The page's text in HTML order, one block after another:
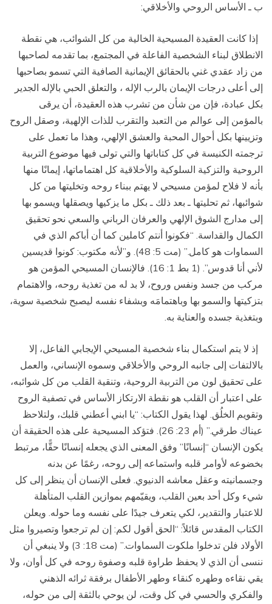
ب ـ الأساس الروحي والأخلاقي:
إذا كانت العقيدة المسيحية الخالية من كل الشوائب، هي نقطة
الانطلاق لبناء الشخصية الفاعلة في المجتمع، بما تقدمه لصاحبها
من زاد عقدي غني بالحقائق الإيمانية الصافية التي تسمو بصاحبها
إلى أعلى درجات الإيمان بالرب الإله ، والتعلق الحبي بالإله الجدير
بكل عبادة، فإن من شأن من تشرب هذه العقيدة، أن يرقى
بالمؤمن إلى عوالم من التعبد والتقرب للذات الإلهية، وصقل الروح
وتزيينها بكل أحوال المحبة والعشق الإلهي، وهذا ما تعمل على
ترجمته الكنيسة في كل كتاباتها والتي تولى فيها موضوع التربية
الروحية والتزكية السلوكية والأخلاقية كل اهتماماتها، إيمانًا منها
بأنه لا فلاح لمؤمن مسيحي لا يهتم ببناء روحه وتخليتها من كل
شوائبها، ثم تحليتها ـ بعد ذلك ـ بكل ما يزكيها ويصقلها ويسمو بها
إلى مدارج الشوق الإلهي والعرفان الرباني والسعي نحو تحقيق
الكمال والقداسة. “فكونوا أنتم كاملين كما أن أباكم الذي في
السماوات هو كامل.” (مت 5: 48). و”لأنه مكتوب: كونوا قديسين
لأني أنا قدوس”. (1 بط 1: 16). فالإنسان المسيحي المؤمن هو
مركب من جسد ونفس وروح، لا بد له من تغذية روحه، والاهتمام
بتزكيتها والسمو بها وباهتمامَه وبشفاء نفسه ليصبح شخصية سوية،
وبتغذية جسده والعناية به.
إذ لا يتم استكمال بناء شخصية المسيحي الإيجابي الفاعل، إلا
بالالتفات إلى جانبه الروحي والأخلاقي وسموه الإنساني، والعمل
على تحقيق لون من التربية الروحية، وتنقية القلب من كل شوائبه،
على اعتبار أن القلب هو نقطة الارتكاز الأساس في تصفية الروح
وتقويم الخلُق. لهذا يقول الكتاب: “يا ابني أعطني قلبك، ولتلاحظ
عيناك طرقي.” (أم 23: 26). فتؤكد المسيحية على هذه الحقيقة أن
يكون الإنسان “إنسانًا” وفق المعنى الذي يجعله إنسانًا حقًّا، مرتبط
بخضوعه لأوامر قلبه واستماعه إلى روحه، رغمًا عن بدنه
وجسمانيته وعقل معاشه الدنيوي. فعلى الإنسان أن ينظر إلى كل
شيء وكل أحد بعين القلب، ويقيّمهم بموازين القلب المتأهلة
للاعتبار والتقدير، لكي يتعرف جيدًا على نفسه وما حوله. ويعلن
الكتاب المقدس قائلاً: “الحق أقول لكم: إن لم ترجعوا وتصيروا مثل
الأولاد فلن تدخلوا ملكوت السماوات.” (مت 18: 3) ولا ينبغي أن
ننسى أن الذي لا يحفظ طراوة قلبه وصفوة روحه في كل أوان، ولا
يقي نقاءه وطهره كنقاء وطهر الأطفال برفقة ثرائه الذهني
والفكري والحسي في كل وقت، لن يوحي بالثقة إلى من حوله،